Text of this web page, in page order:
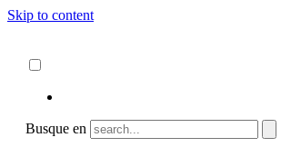
Skip to content
Busque en